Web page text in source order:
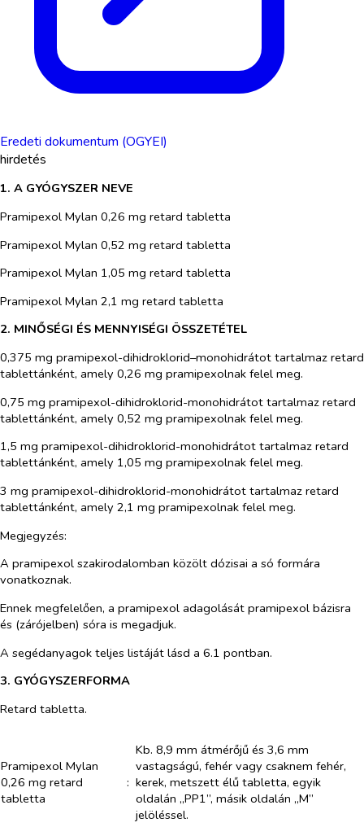
Eredeti dokumentum (OGYEI)
hirdetés
1. A GYÓGYSZER NEVE
Pramipexol Mylan 0,26 mg retard tabletta
Pramipexol Mylan 0,52 mg retard tabletta
Pramipexol Mylan 1,05 mg retard tabletta
Pramipexol Mylan 2,1 mg retard tabletta
2. MINŐSÉGI ÉS MENNYISÉGI ÖSSZETÉTEL
0,375 mg pramipexol-dihidroklorid–monohidrátot tartalmaz retard
tablettánként, amely 0,26 mg pramipexolnak felel meg.
0,75 mg pramipexol-dihidroklorid-monohidrátot tartalmaz retard
tablettánként, amely 0,52 mg pramipexolnak felel meg.
1,5 mg pramipexol-dihidroklorid-monohidrátot tartalmaz retard
tablettánként, amely 1,05 mg pramipexolnak felel meg.
3 mg pramipexol-dihidroklorid-monohidrátot tartalmaz retard
tablettánként, amely 2,1 mg pramipexolnak felel meg.
Megjegyzés:
A pramipexol szakirodalomban közölt dózisai a só formára
vonatkoznak.
Ennek megfelelően, a pramipexol adagolását pramipexol bázisra
és (zárójelben) sóra is megadjuk.
A segédanyagok teljes listáját lásd a 6.1 pontban.
3. GYÓGYSZERFORMA
Retard tabletta.
Pramipexol Mylan
0,26 mg retard
tabletta
:
Kb. 8,9 mm átmérőjű és 3,6 mm
vastagságú, fehér vagy csaknem fehér,
kerek, metszett élű tabletta, egyik
oldalán „PP1”, másik oldalán „M”
jelöléssel.